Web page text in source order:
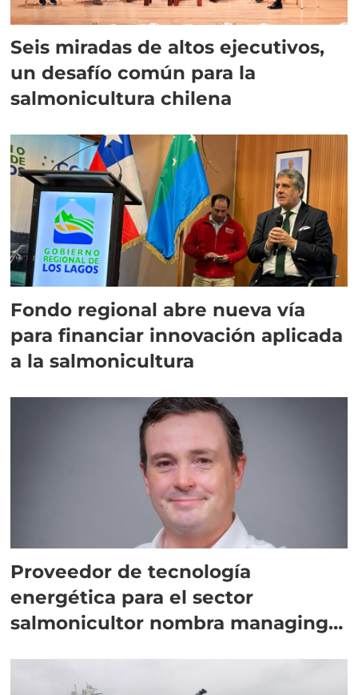
Seis miradas de altos ejecutivos,
un desafío común para la
salmonicultura chilena
Fondo regional abre nueva vía
para financiar innovación aplicada
a la salmonicultura
Proveedor de tecnología
energética para el sector
salmonicultor nombra managing